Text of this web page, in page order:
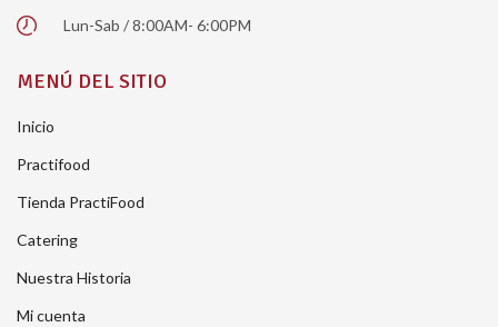
Lun-Sab / 8:00AM- 6:00PM
MENÚ DEL SITIO
Inicio
Practifood
Tienda PractiFood
Catering
Nuestra Historia
Mi cuenta